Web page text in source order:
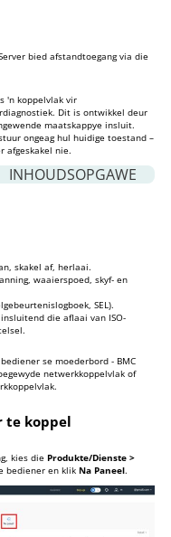
bied afstandtoegang via die
'n koppelvlak vir
Dit is ontwikkel deur
maatskappye insluit.
ongeag hul huidige toestand –
afgeskakel nie.
INHOUDSOPGAWE
te koppel
vanaf gekoppelde
skakel af, herlaai.
waaierspoed, skyf- en
SEL).
die aflaai van ISO-
se moederbord - BMC
netwerkkoppelvlak of
te koppel
kies die Produkte/Dienste >
bediener en klik Na Paneel.